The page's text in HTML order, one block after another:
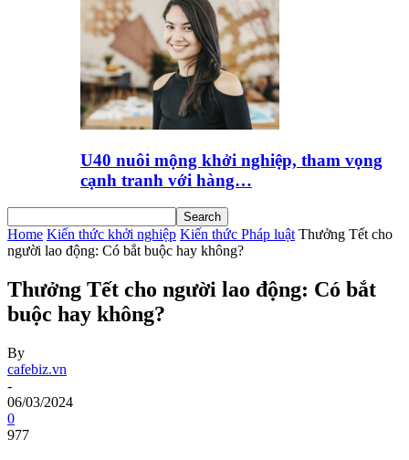
U40 nuôi mộng khởi nghiệp, tham vọng
cạnh tranh với hàng…
Home Kiến thức khởi nghiệp Kiến thức Pháp luật Thưởng Tết cho
người lao động: Có bắt buộc hay không?
Thưởng Tết cho người lao động: Có bắt
buộc hay không?
By
cafebiz.vn
-
06/03/2024
0
977